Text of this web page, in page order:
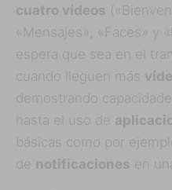
cuatro vídeos
«Mensajes», «Faces» y
espera que sea en el
cuando lleguen más
demostrando
hasta el uso de
básicas como por
de notificaciones en